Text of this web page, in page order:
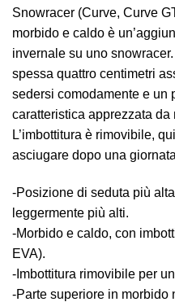
Snowracer (Curve, Curve
morbido e caldo è
invernale su uno
spessa quattro centimetri
sedersi comodamente e un
caratteristica apprezzata da
L’imbottitura è rimovibile,
asciugare dopo una
-Posizione di seduta più
leggermente più alti.
-Morbido e caldo, con
EVA).
-Imbottitura rimovibile per
-Parte superiore in morbido